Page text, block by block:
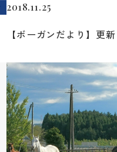
2018.11.25
【ボーガンだより】更